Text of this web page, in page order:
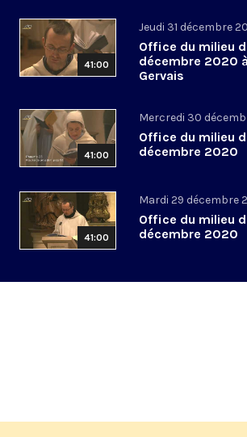
41:00
Jeudi 31 décembre
Office du milieu
décembre 2020
Gervais
41:00
Mercredi 30
Office du milieu
décembre 2020
41:00
Mardi 29 décembre
Office du milieu
décembre 2020